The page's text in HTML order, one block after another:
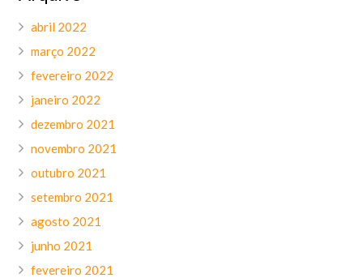
abril 2022
março 2022
fevereiro 2022
janeiro 2022
dezembro 2021
novembro 2021
outubro 2021
setembro 2021
agosto 2021
junho 2021
fevereiro 2021